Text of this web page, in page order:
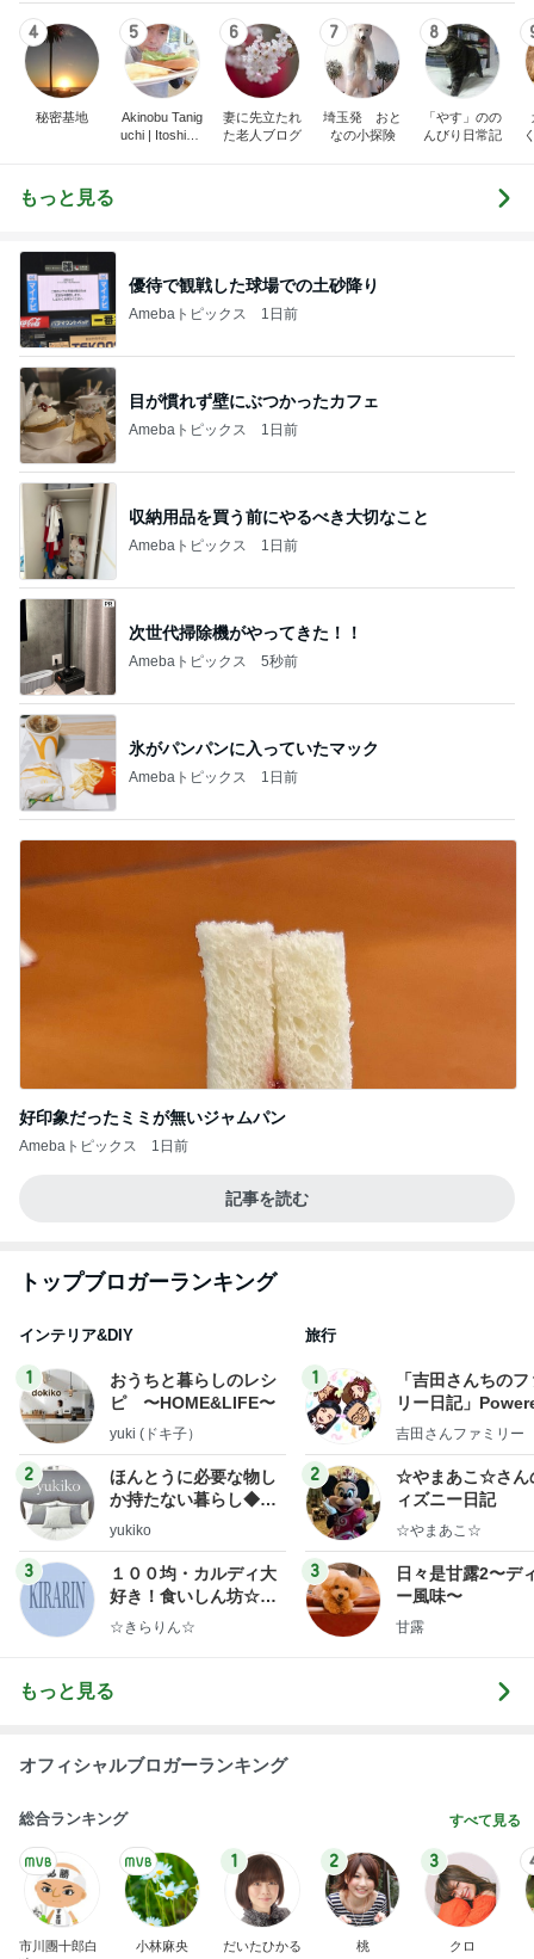
4
秘密基地
5
Akinobu Tanig
uchi | Itoshima
6
妻に先立たれ
た老人ブログ
7
埼玉発 おと
なの小探険
8
「やす」のの
んびり日常記
もっと見る
優待で観戦した球場での土砂降り
Amebaトピックス 1日前
目が慣れず壁にぶつかったカフェ
Amebaトピックス 1日前
収納用品を買う前にやるべき大切なこと
Amebaトピックス 1日前
次世代掃除機がやってきた！！
Amebaトピックス 5秒前
氷がパンパンに入っていたマック
Amebaトピックス 1日前
好印象だったミミが無いジャムパン
Amebaトピックス 1日前
記事を読む
トップブロガーランキング
インテリア&DIY
1
おうちと暮らしのレシ
ピ 〜HOME&LIFE〜
yuki (ドキ子）
2
ほんとうに必要な物し
か持たない暮らし◆Ke
ep Life Simple◆〜イ
yukiko
3
１００均・カルディ大
好き！食いしん坊☆き
らりん☆のブログ
☆きらりん☆
旅行
1
「吉田さんちの
リー日記」
y Ameba 吉田さ
ログ
吉田さんファミリー
2
☆やまあこ☆さん
ィズニー日記
☆やまあこ☆
3
日々是甘露2〜デ
ー風味〜
甘露
もっと見る
オフィシャルブロガーランキング
総合ランキング すべて見る
市川團十郎白
小林麻央
1
だいたひかる
2
桃
3
クロ